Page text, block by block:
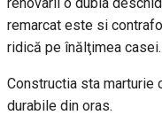
remarcat este si
ridică pe înălţimea casei.
Constructia sta marturie
durabile din oras.